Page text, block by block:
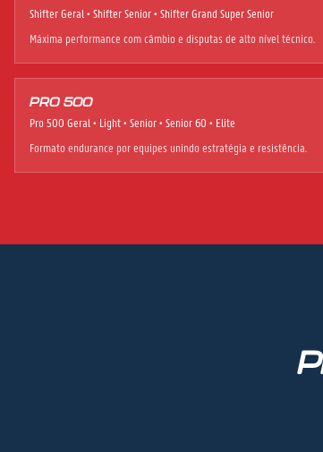
Shifter Geral • Shifter Senior • Shifter Grand Super Senior
Máxima performance com câmbio e disputas de alto nível técnico.
PRO 500
Pro 500 Geral • Light • Senior • Senior 60 • Elite
Formato endurance por equipes unindo estratégia e resistência.